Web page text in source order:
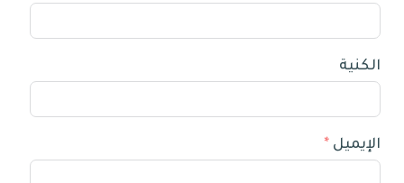
الكنية
الإيميل